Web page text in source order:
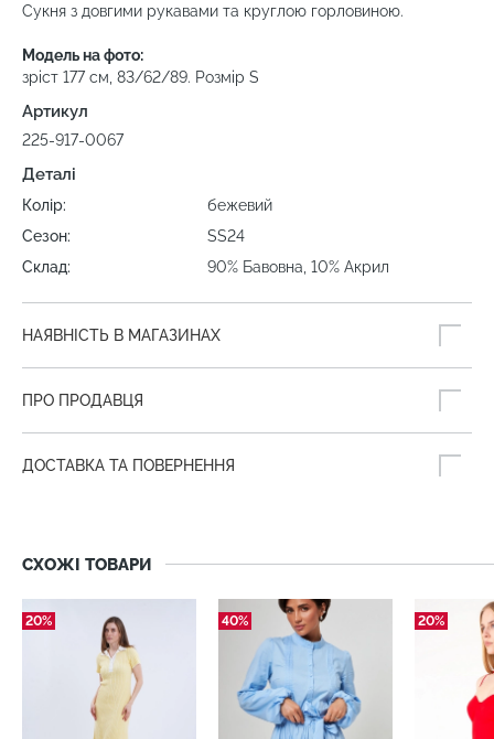
Сукня з довгими рукавами та круглою горловиною.
Модель на фото:
зріст 177 см, 83/62/89. Розмір S
Артикул
225-917-0067
Деталі
Колір:
бежевий
Сезон:
SS24
Склад:
90% Бавовна, 10% Акрил
НАЯВНІСТЬ В МАГАЗИНАХ
ПРО ПРОДАВЦЯ
ДОСТАВКА ТА ПОВЕРНЕННЯ
СХОЖІ ТОВАРИ
20% 40% 20%